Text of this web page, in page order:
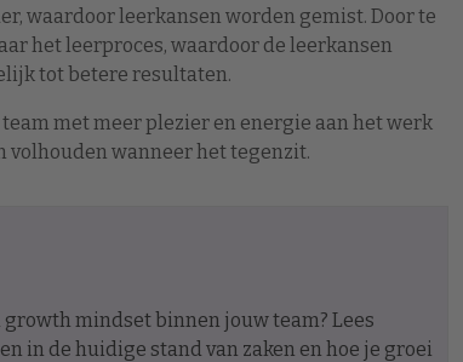
waardoor leerkansen worden gemist. Door te
het leerproces, waardoor de leerkansen
tot betere resultaten.
met meer plezier en energie aan het werk
volhouden wanneer het tegenzit.
mindset binnen jouw team? Lees
in de huidige stand van zaken en hoe je groei